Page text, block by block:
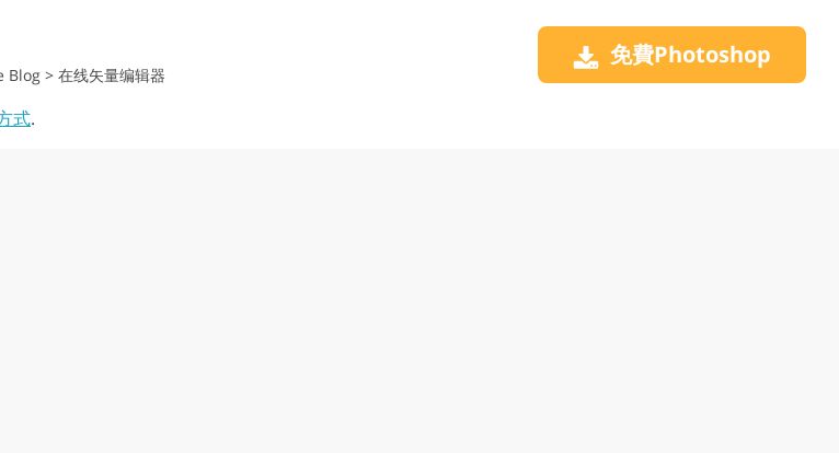
Blog > 在线矢量编辑器
免費Photoshop
式.